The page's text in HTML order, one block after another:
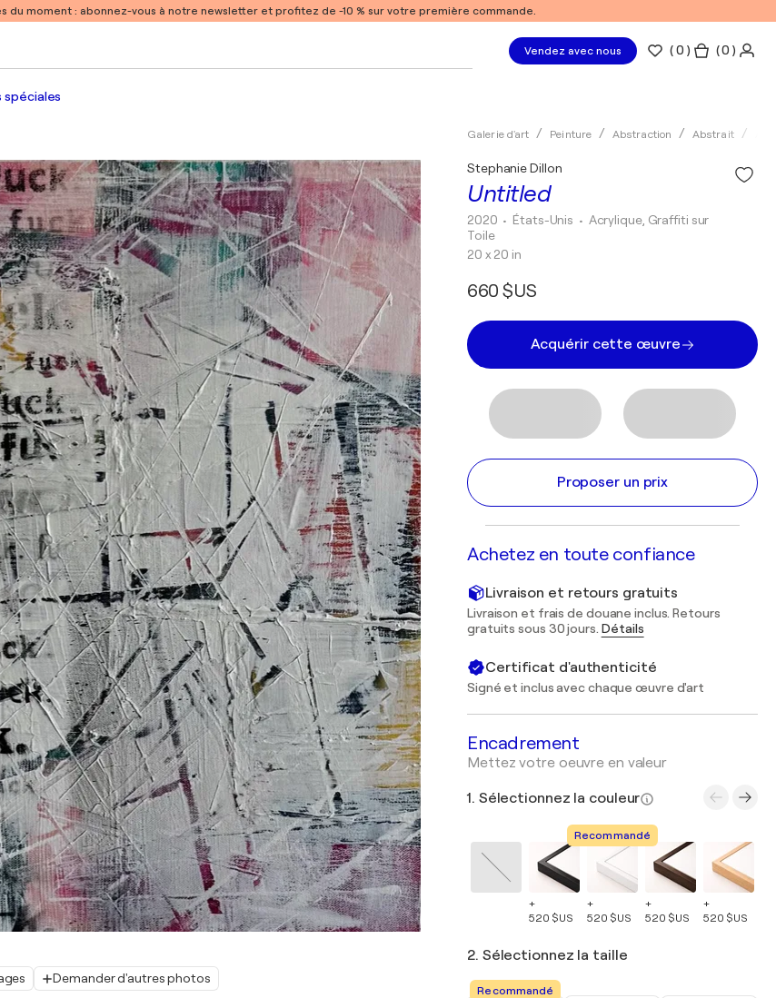
du moment : abonnez-vous à notre newsletter et profitez de -10 % sur votre première commande.
Vendez avec nous (0 ) ( 0 )
Demander d'autres photos
Galerie d'art Peinture Abstraction Abstrait
Untitled
Stephanie Dillon
2020 • États-Unis • Acrylique, Graffiti sur
Toile
20 x 20 in
660 $US
Acquérir cette œuvre
Proposer un prix
Achetez en toute confiance
Livraison et retours gratuits
Livraison et frais de douane inclus. Retours
gratuits sous 30 jours. Détails
Certificat d'authenticité
Signé et inclus avec chaque œuvre d'art
Encadrement
Mettez votre oeuvre en valeur
1. Sélectionnez la couleur
+
520 $US
Recommandé
+
520 $US
+
520 $US
+
520 $US
2. Sélectionnez la taille
Recommandé